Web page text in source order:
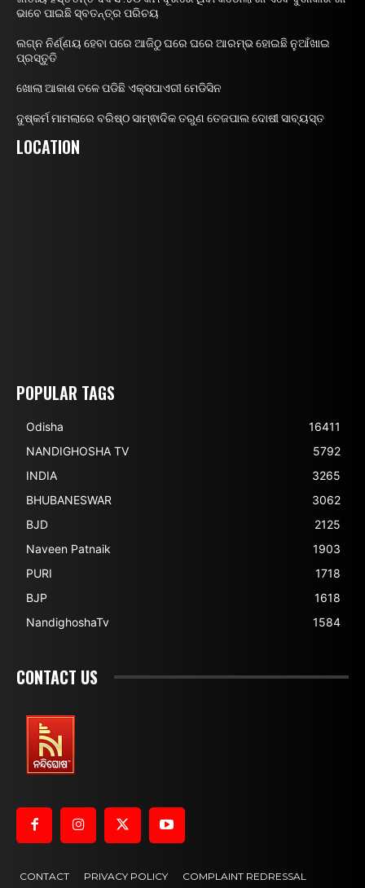
ଭାବେ ପାଇଛି ସ୍ବତନ୍ତ୍ର ପରିଚୟ
ଲଗ୍ନ ନିର୍ଣ୍ଣୟ ହେବା ପରେ ଆଜିଠୁ ଘରେ ଘରେ ଆରମ୍ଭ ହୋଇଛି ନୁଆଁଖାଇ
ପ୍ରସ୍ତୁତି
ଖୋଲା ଆକାଶ ତଳେ ପଡିଛି ଏକ୍ସପାଏରୀ ମେଡିସିନ
ଦୁଷ୍କର୍ମ ମାମଲାରେ ବରିଷ୍ଠ ସାମ୍ଵାଦିକ ତରୁଣ ତେଜପାଲ ଦୋଷୀ ସାବ୍ୟସ୍ତ
LOCATION
POPULAR TAGS
Odisha
16411
NANDIGHOSHA TV
5792
INDIA
3265
BHUBANESWAR
3062
BJD
2125
Naveen Patnaik
1903
PURI
1718
BJP
1618
NandighoshaTv
1584
CONTACT US
CONTACT PRIVACY POLICY COMPLAINT REDRESSAL